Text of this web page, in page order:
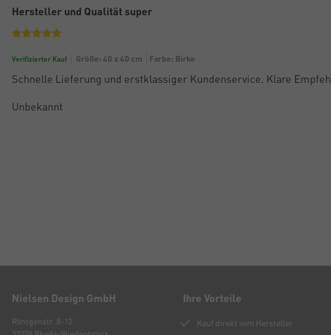
Hersteller und Qualität super
Verifizierter Kauf Größe: 40 x 40 cm Farbe: Birke
Schnelle Lieferung und erstklassiger Kundenservice. Klare
Unbekannt
Nielsen Design GmbH
Röntgenstr. 8-12
Ihre Vorteile
Kauf direkt vom Hersteller